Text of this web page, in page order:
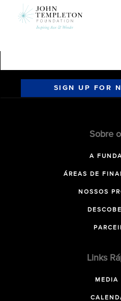
SIGN UP FOR
Sobre
A
ÁREAS DE
NOSSOS
Links
MEDIA